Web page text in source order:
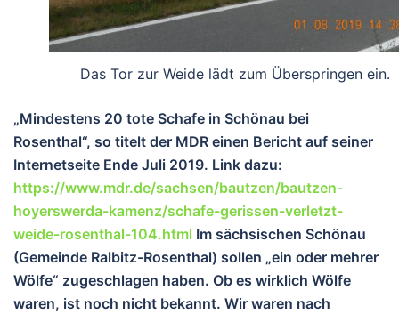
Das Tor zur Weide lädt zum Überspringen ein.
„Mindestens 20 tote Schafe in Schönau bei
Rosenthal“, so titelt der MDR einen Bericht auf seiner
Internetseite Ende Juli 2019. Link dazu:
https://www.mdr.de/sachsen/bautzen/bautzen-
hoyerswerda-kamenz/schafe-gerissen-verletzt-
weide-rosenthal-104.html Im sächsischen Schönau
(Gemeinde Ralbitz-Rosenthal) sollen „ein oder mehrer
Wölfe“ zugeschlagen haben. Ob es wirklich Wölfe
waren, ist noch nicht bekannt. Wir waren nach